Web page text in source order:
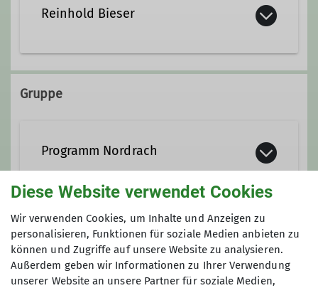
Reinhold Bieser
Kontakt aufnehmen
Gruppe
Programm Nordrach
Anmeldung
Anfrage senden
Diese Website verwendet Cookies
Wir verwenden Cookies, um Inhalte und Anzeigen zu
personalisieren, Funktionen für soziale Medien anbieten zu
können und Zugriffe auf unsere Website zu analysieren.
Außerdem geben wir Informationen zu Ihrer Verwendung
unserer Website an unsere Partner für soziale Medien,